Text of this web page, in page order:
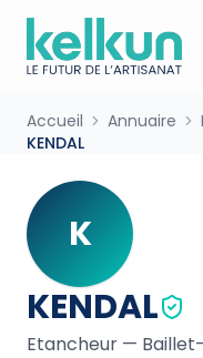
Accueil Annuaire
KENDAL
K
KENDAL
Etancheur —